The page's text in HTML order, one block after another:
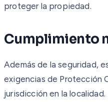
proteger la propiedad.
Cumplimiento
Además de la seguridad,
exigencias de Protección
jurisdicción en la